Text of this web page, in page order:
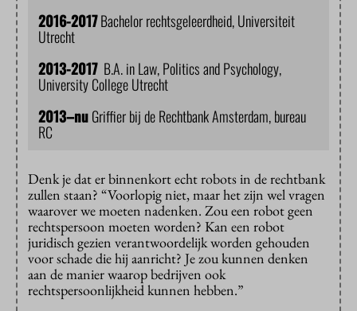
2016-2017Bachelor rechtsgeleerdheid, Universiteit
Utrecht
2013-2017B.A. in Law, Politics and Psychology,
University College Utrecht
2013–nuGriffier bij de Rechtbank Amsterdam, bureau
RC
Denk je dat er binnenkort echt robots in de rechtbank
zullen staan? “Voorlopig niet, maar het zijn wel vragen
waarover we moeten nadenken. Zou een robot geen
rechtspersoon moeten worden? Kan een robot
juridisch gezien verantwoordelijk worden gehouden
voor schade die hij aanricht? Je zou kunnen denken
aan de manier waarop bedrijven ook
rechtspersoonlijkheid kunnen hebben.”